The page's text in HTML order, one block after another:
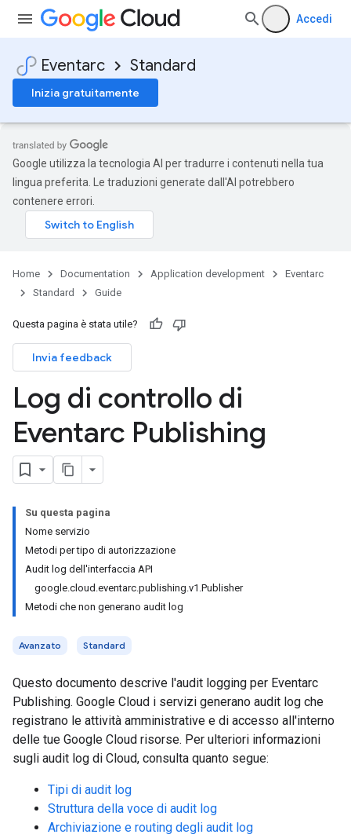
Accedi
Eventarc Standard
Inizia gratuitamente
Google utilizza la tecnologia AI per tradurre i contenuti nella tua
lingua preferita. Le traduzioni generate dall'AI potrebbero
contenere errori.
Home Documentation Application development
Eventarc
Standard
Guide
Questa pagina è stata utile?
Invia feedback
Log di controllo di
Eventarc Publishing
Su questa pagina
Nome servizio
Metodi per tipo di autorizzazione
Audit log dell'interfaccia API
google.cloud.eventarc.publishing.v1.Publisher
Metodi che non generano audit log
Avanzato Standard
Questo documento descrive l'audit logging per Eventarc
Publishing. Google Cloud i servizi generano audit log che
registrano le attività amministrative e di accesso all'interno
delle tue Google Cloud risorse. Per ulteriori informazioni
sugli audit log di Cloud, consulta quanto segue:
Tipi di audit log
Struttura della voce di audit log
Archiviazione e routing degli audit log